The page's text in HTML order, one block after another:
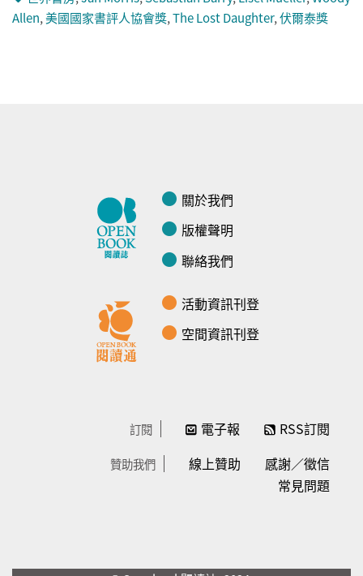
Allen,美國國家書評人協會獎,The Lost Daughter,伏爾泰獎
關於我們
版權聲明
聯絡我們
活動資訊刊登
空間資訊刊登
訂閱 電子報 RSS訂閱
贊助我們 線上贊助
感謝／徵信
常見問題